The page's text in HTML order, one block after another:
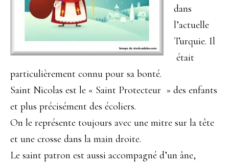
dans
l’actuelle
Turquie. Il
était
particulièrement connu pour sa bonté.
Saint Nicolas est le « Saint Protecteur » des enfants
et plus précisément des écoliers.
On le représente toujours avec une mitre sur la tête
et une crosse dans la main droite.
Le saint patron est aussi accompagné d’un âne,